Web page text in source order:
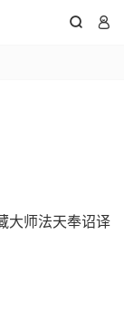
 
大师法天奉诏译